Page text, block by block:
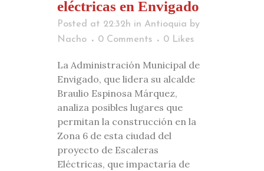
eléctricas en Envigado
Posted at 22:32h in Antioquia by
Nacho
0 Comments 0 Likes
La Administración Municipal de
Envigado, que lidera su alcalde
Braulio Espinosa Márquez,
analiza posibles lugares que
permitan la construcción en la
Zona 6 de esta ciudad del
proyecto de Escaleras
Eléctricas, que impactaría de